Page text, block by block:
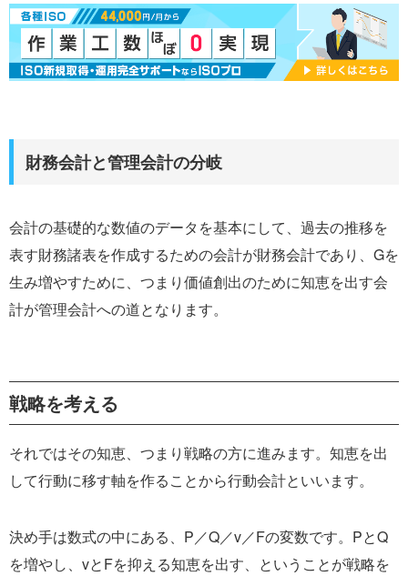
財務会計と管理会計の分岐
会計の基礎的な数値のデータを基本にして、過去の推移を
表す財務諸表を作成するための会計が財務会計であり、Gを
生み増やすために、つまり価値創出のために知恵を出す会
計が管理会計への道となります。
戦略を考える
それではその知恵、つまり戦略の方に進みます。知恵を出
して行動に移す軸を作ることから行動会計といいます。
決め手は数式の中にある、P／Q／v／Fの変数です。PとQ
を増やし、vとFを抑える知恵を出す、ということが戦略を